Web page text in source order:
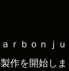
ｒｂｏｎｊ
作を開始しま